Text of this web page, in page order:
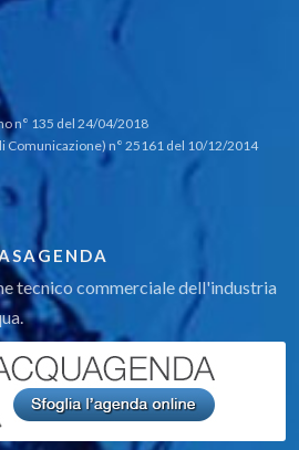
n° 135 del 24/04/2018
Comunicazione) n° 25161 del 10/12/2014
tecnico commerciale dell'industria